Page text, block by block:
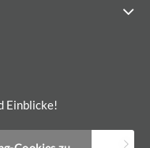
Einblicke!